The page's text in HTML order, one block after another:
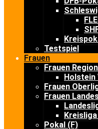
Testspiel
Frauen
Frauen
Holstein
Frauen
Frauen
Pokal (F)